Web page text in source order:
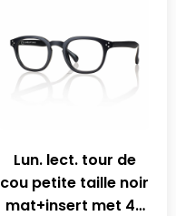
Lun. lect. tour de
cou petite taille noir
mat+insert met 47